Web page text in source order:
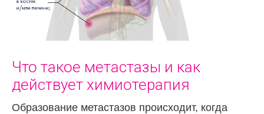
Что такое метастазы и как
действует химиотерапия
Образование метастазов происходит, когда